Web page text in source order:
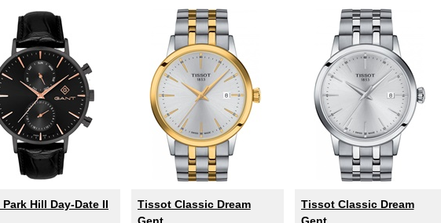
Park Hill Day-Date II
Tissot Classic Dream
Gent
Tissot Classic Dream
Gent